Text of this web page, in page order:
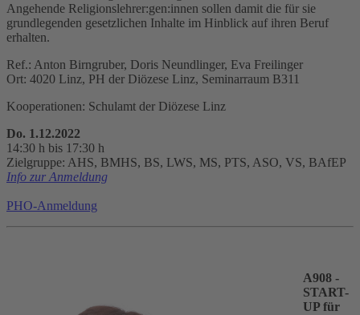
Angehende Religionslehrer:gen:innen sollen damit die für sie
grundlegenden gesetzlichen Inhalte im Hinblick auf ihren Beruf
erhalten.
Ref.: Anton Birngruber, Doris Neundlinger, Eva Freilinger
Ort: 4020 Linz, PH der Diözese Linz, Seminarraum B311
Kooperationen: Schulamt der Diözese Linz
Do. 1.12.2022
14:30 h bis 17:30 h
Zielgruppe: AHS, BMHS, BS, LWS, MS, PTS, ASO, VS, BAfEP
Info zur Anmeldung
PHO-Anmeldung
A908 -
START-
UP für